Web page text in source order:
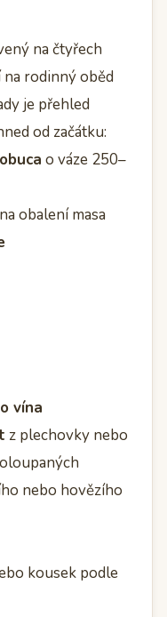
na čtyřech
na rodinný oběd
je přehled
od začátku:
o váze 250–
na obalení masa
vína
z plechovky nebo
nebo hovězího
kousek podle